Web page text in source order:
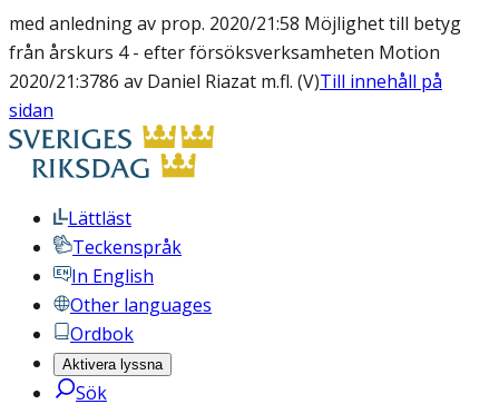
med anledning av prop. 2020/21:58 Möjlighet till betyg
från årskurs 4 - efter försöksverksamheten Motion
2020/21:3786 av Daniel Riazat m.fl. (V)Till innehåll på
sidan
Lättläst
Teckenspråk
In English
Other languages
Ordbok
Aktivera lyssna
Sök